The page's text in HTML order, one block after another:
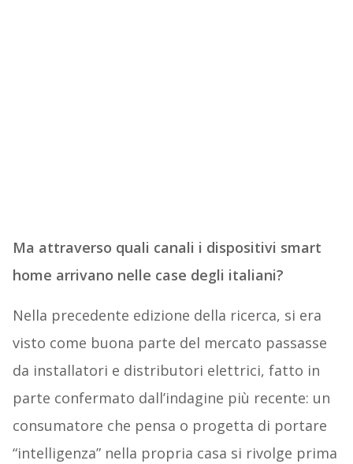
Ma attraverso quali canali i dispositivi smart
home arrivano nelle case degli italiani?
Nella precedente edizione della ricerca, si era
visto come buona parte del mercato passasse
da installatori e distributori elettrici, fatto in
parte confermato dall’indagine più recente: un
consumatore che pensa o progetta di portare
“intelligenza” nella propria casa si rivolge prima